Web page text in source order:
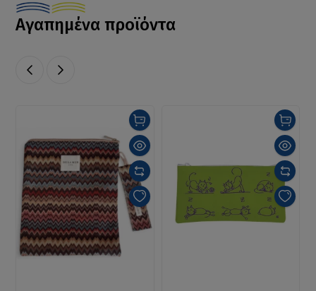
Αγαπημένα προϊόντα